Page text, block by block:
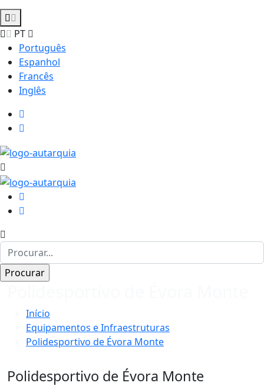
PT
Português
Espanhol
Francês
Inglês
Início
Equipamentos e Infraestruturas
Polidesportivo de Évora Monte
Polidesportivo de Évora Monte